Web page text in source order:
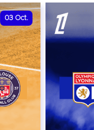
03 Oct.